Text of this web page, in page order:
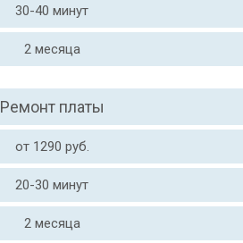
30-40 минут
2 месяца
Ремонт платы
от 1290 руб.
20-30 минут
2 месяца